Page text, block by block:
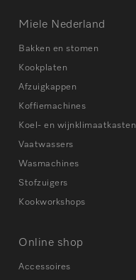
Miele Nederland
Bakken en stomen
Kookplaten
Afzuigkappen
Koffiemachines
Koel- en wijnklimaatkasten
Vaatwassers
Wasmachines
Stofzuigers
Kookworkshops
Online shop
Accessoires